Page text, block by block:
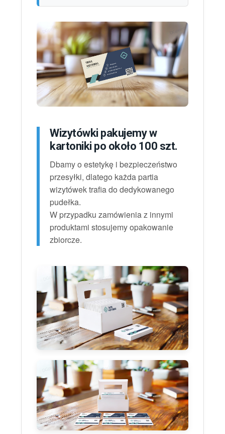
Wizytówki pakujemy w
kartoniki po około 100 szt.
Dbamy o estetykę i bezpieczeństwo
przesyłki, dlatego każda partia
wizytówek trafia do dedykowanego
pudełka.
W przypadku zamówienia z innymi
produktami stosujemy opakowanie
zbiorcze.